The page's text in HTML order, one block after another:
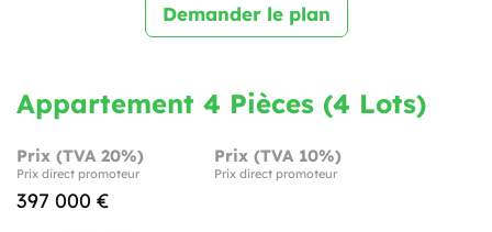
Demander le plan
Appartement 4 Pièces (4 Lots)
Prix (TVA 20%)
Prix direct promoteur
397 000 €
Prix (TVA 10%)
Prix direct promoteur